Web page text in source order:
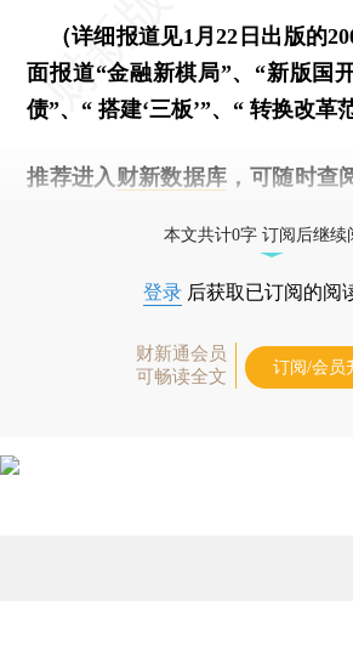
（详细报道见1月22日出版的
面报道“金融新棋局”、“新版国
债”、“ 搭建‘三板’”、“ 转换改革
推荐进入 财新数据库 ，可随时查
本文共计0字 订阅后继续
登录 后获取已订阅的阅
财新通会员
可畅读全文
订阅/会员